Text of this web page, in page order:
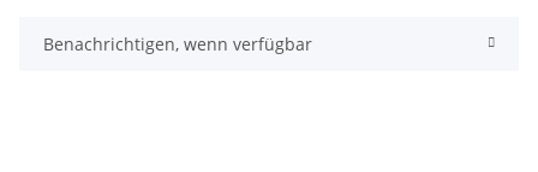
Benachrichtigen, wenn verfügbar